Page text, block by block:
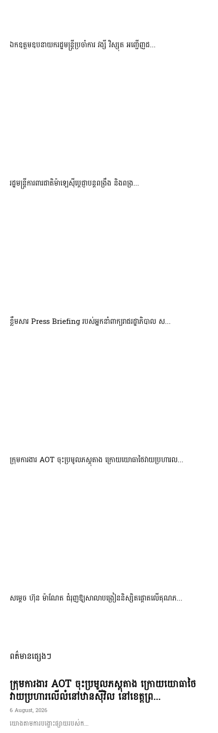
ឯកឧត្តមឧបនាយករដ្ឋមន្រ្តីប្រចាំការ វង្សី វិស្សុត អញ្ជើញដ...
រដ្ឋមន្ត្រីការពារជាតិម៉ាឡេស៊ីប្ដេជ្ញាបន្តពង្រឹង និងពង្រ...
ខ្លឹមសារ Press Briefing របស់អ្នកនាំពាក្យរាជរដ្ឋាភិបាល ស...
ក្រុមការងារ AOT ចុះប្រមូលភស្តុតាង ក្រោយយោធាថៃវាយប្រហារល...
សម្តេច ហ៊ុន ម៉ាណែត ជំរុញឱ្យសាលាបង្រៀននិស្សិតផ្តោតលើគុណភ...
ពត៌មានផ្សេងៗ
ក្រុមការងារ AOT ចុះប្រមូលភស្តុតាង ក្រោយយោធាថៃ
វាយប្រហារលើលំនៅឋានស៊ីវិល នៅខេត្តព្រ...
6 August, 2026
យោងតាមការបង្ហោះផ្សាយរបស់ក...